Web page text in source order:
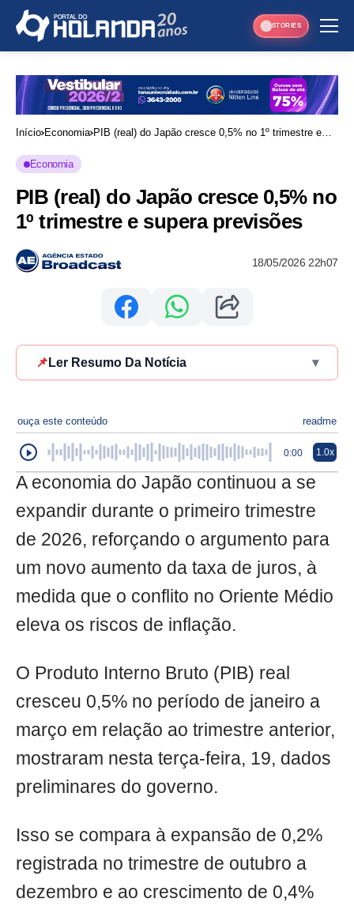
STORIES
Início Economia PIB (real) do Japão cresce 0,5% no 1º trimestre e
Economia
PIB (real) do Japão cresce 0,5% no
1º trimestre e supera previsões
18/05/2026 22h07
📌 Ler Resumo Da Notícia ▾
ouça este conteúdo readme
0:00 1.0x
A economia do Japão continuou a se
expandir durante o primeiro trimestre
de 2026, reforçando o argumento para
um novo aumento da taxa de juros, à
medida que o conflito no Oriente Médio
eleva os riscos de inflação.
O Produto Interno Bruto (PIB) real
cresceu 0,5% no período de janeiro a
março em relação ao trimestre anterior,
mostraram nesta terça-feira, 19, dados
preliminares do governo.
Isso se compara à expansão de 0,2%
registrada no trimestre de outubro a
dezembro e ao crescimento de 0,4%